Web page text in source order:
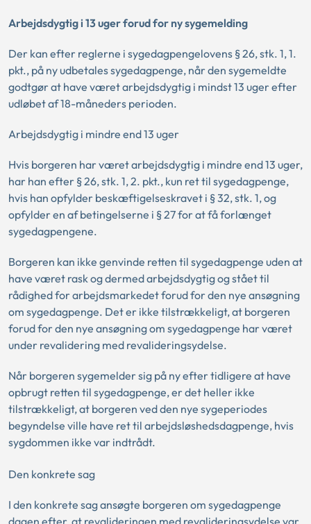
Arbejdsdygtig i 13 uger forud for ny sygemelding
Der kan efter reglerne i sygedagpengelovens § 26, stk. 1, 1.
pkt., på ny udbetales sygedagpenge, når den sygemeldte
godtgør at have været arbejdsdygtig i mindst 13 uger efter
udløbet af 18-måneders perioden.
Arbejdsdygtig i mindre end 13 uger
Hvis borgeren har været arbejdsdygtig i mindre end 13 uger,
har han efter § 26, stk. 1, 2. pkt., kun ret til sygedagpenge,
hvis han opfylder beskæftigelseskravet i § 32, stk. 1, og
opfylder en af betingelserne i § 27 for at få forlænget
sygedagpengene.
Borgeren kan ikke genvinde retten til sygedagpenge uden at
have været rask og dermed arbejdsdygtig og stået til
rådighed for arbejdsmarkedet forud for den nye ansøgning
om sygedagpenge. Det er ikke tilstrækkeligt, at borgeren
forud for den nye ansøgning om sygedagpenge har været
under revalidering med revalideringsydelse.
Når borgeren sygemelder sig på ny efter tidligere at have
opbrugt retten til sygedagpenge, er det heller ikke
tilstrækkeligt, at borgeren ved den nye sygeperiodes
begyndelse ville have ret til arbejdsløshedsdagpenge, hvis
sygdommen ikke var indtrådt.
Den konkrete sag
I den konkrete sag ansøgte borgeren om sygedagpenge